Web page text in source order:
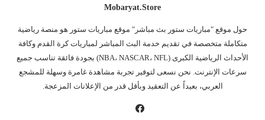
Mobaryat.store
حول موقع "مباريات ستور بث مباشر" موقع مباريات ستور هو منصة رياضية
متكاملة متخصصة في تقديم خدمة البث المباشر لمباريات كرة القدم وكافة
الأحداث الرياضية الكبرى (NBA، NASCAR، NFL) بجودة فائقة تناسب جميع
سرعات الإنترنت. نحن نسعى لتوفير تجربة مشاهدة غامرة وسهلة للمشجع
العربي، بعيداً عن التعقيد وبأقل قدر من الإعلانات المزعجة.